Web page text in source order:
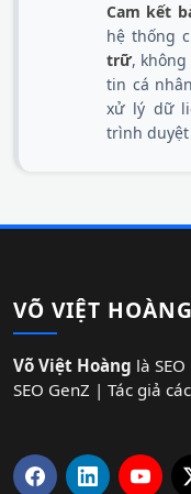
Cam kết
hệ thống
trữ,
tin cá
xử lý dữ
trình duyệt
VÕ VIỆT
Võ Việt Hoàng là
SEO GenZ | Tác giả